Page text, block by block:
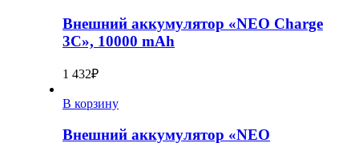
Внешний аккумулятор «NEO Charge
3C», 10000 mAh
1 432₽
В корзину
Внешний аккумулятор «NEO